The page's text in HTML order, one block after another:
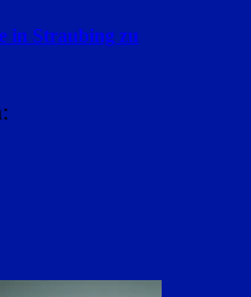
in Straubing zu